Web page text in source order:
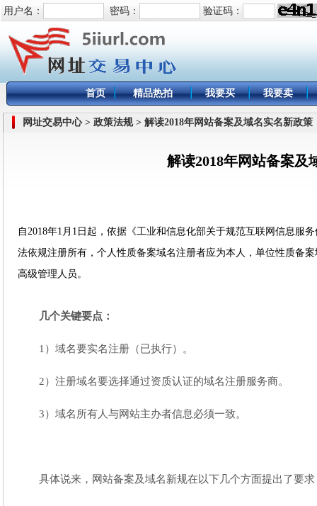
用户名： 密码： 验证码：
首页 精品热拍 我要买 我要卖
网址交易中心 > 政策法规 > 解读2018年网站备案及域名实名新政策
解读2018年网站备案及
自2018年1月1日起，依据《工业和信息化部关于规范互联网信息服
法依规注册所有，个人性质备案域名注册者应为本人，单位性质备
高级管理人员。
几个关键要点：
1）域名要实名注册（已执行）。
2）注册域名要选择通过资质认证的域名注册服务商。
3）域名所有人与网站主办者信息必须一致。
具体说来，网站备案及域名新规在以下几个方面提出了要求